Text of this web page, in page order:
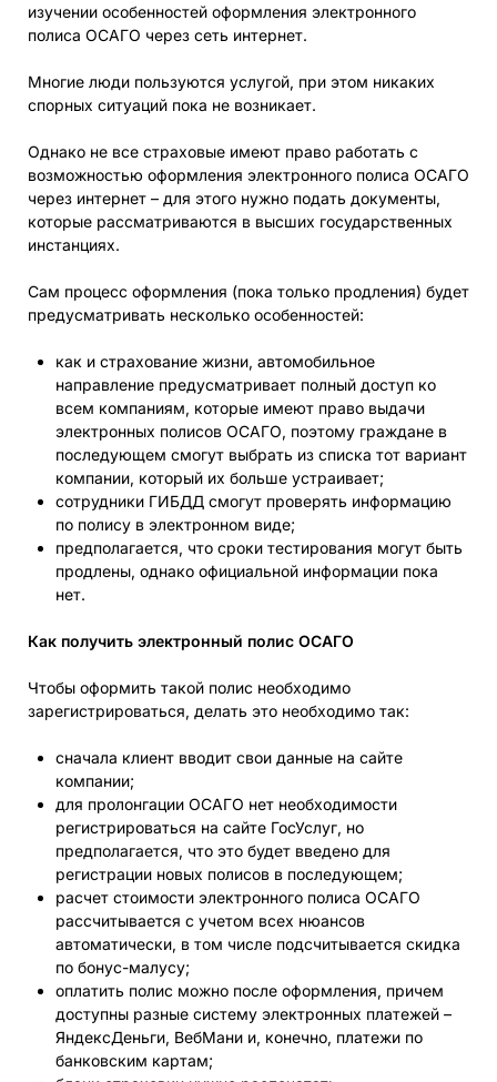
изучении особенностей оформления электронного
полиса ОСАГО через сеть интернет.
Многие люди пользуются услугой, при этом никаких
спорных ситуаций пока не возникает.
Однако не все страховые имеют право работать с
возможностью оформления электронного полиса ОСАГО
через интернет – для этого нужно подать документы,
которые рассматриваются в высших государственных
инстанциях.
Сам процесс оформления (пока только продления) будет
предусматривать несколько особенностей:
как и страхование жизни, автомобильное
направление предусматривает полный доступ ко
всем компаниям, которые имеют право выдачи
электронных полисов ОСАГО, поэтому граждане в
последующем смогут выбрать из списка тот вариант
компании, который их больше устраивает;
сотрудники ГИБДД смогут проверять информацию
по полису в электронном виде;
предполагается, что сроки тестирования могут быть
продлены, однако официальной информации пока
нет.
Как получить электронный полис ОСАГО
Чтобы оформить такой полис необходимо
зарегистрироваться, делать это необходимо так:
сначала клиент вводит свои данные на сайте
компании;
для пролонгации ОСАГО нет необходимости
регистрироваться на сайте ГосУслуг, но
предполагается, что это будет введено для
регистрации новых полисов в последующем;
расчет стоимости электронного полиса ОСАГО
рассчитывается с учетом всех нюансов
автоматически, в том числе подсчитывается скидка
по бонус-малусу;
оплатить полис можно после оформления, причем
доступны разные систему электронных платежей –
ЯндексДеньги, ВебМани и, конечно, платежи по
банковским картам;